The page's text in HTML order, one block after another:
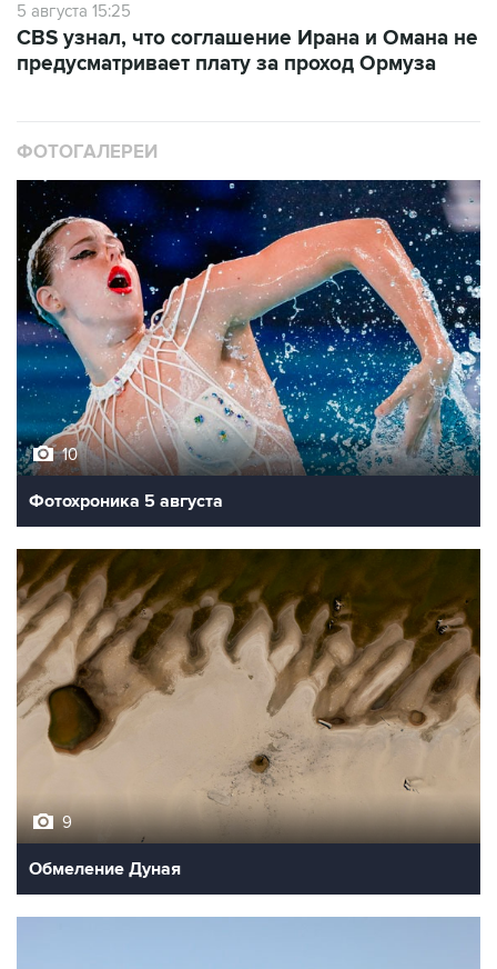
5 августа 15:25
CBS узнал, что соглашение Ирана и Омана не
предусматривает плату за проход Ормуза
ФОТОГАЛЕРЕИ
10
Фотохроника 5 августа
9
Обмеление Дуная